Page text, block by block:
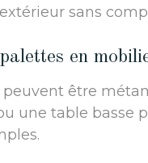
sans
en
peuvent être
une table basse